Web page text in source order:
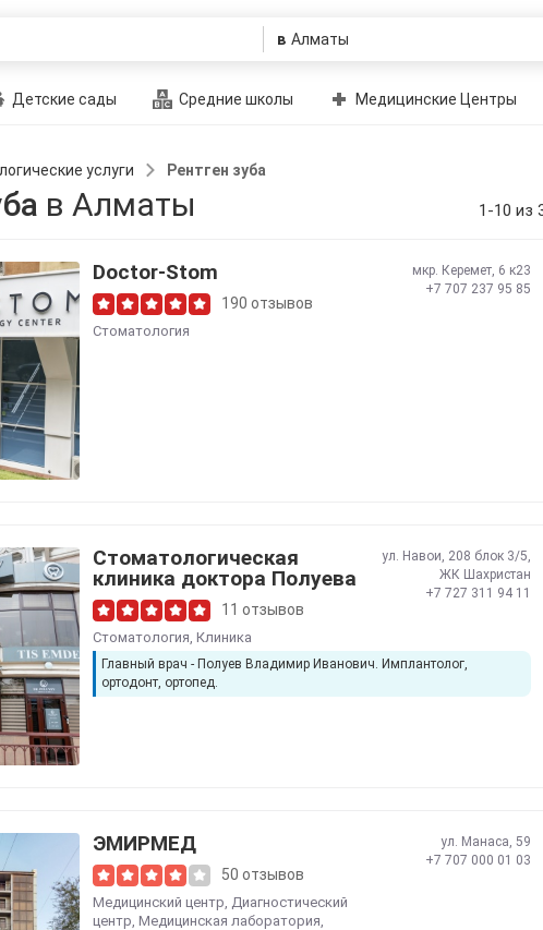
в
Детские сады Средние школы Медицинские Центры
услуги Рентген зуба
в Алматы 1-10 из
Doctor-Stom
190 отзывов
Стоматология
мкр. Керемет, 6 к23
+7 707 237 95 85
Стоматологическая
клиника доктора Полуева
11 отзывов
Стоматология, Клиника
ул. Навои, 208 блок 3/5,
ЖК Шахристан
+7 727 311 94 11
Главный врач - Полуев Владимир Иванович. Имплантолог,
ортодонт, ортопед.
ЭМИРМЕД
50 отзывов
Медицинский центр, Диагностический
центр, Медицинская лаборатория,
ул. Манаса, 59
+7 707 000 01 03